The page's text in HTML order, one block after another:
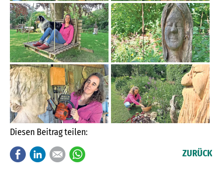
Diesen Beitrag teilen:
FacebookLinkedInE-mail ZURÜCK